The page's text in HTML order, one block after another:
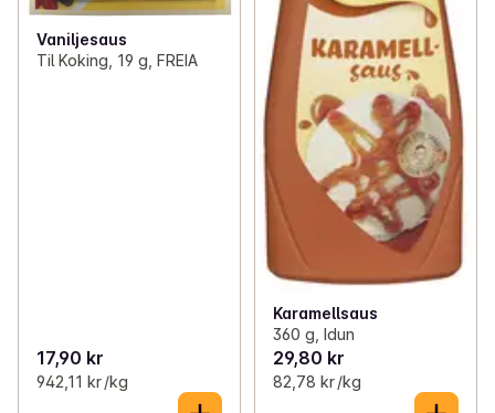
Vaniljesaus
Til Koking, 19 g, FREIA
17,90 kr
942,11 kr /kg
Karamellsaus
360 g, Idun
29,80 kr
82,78 kr /kg